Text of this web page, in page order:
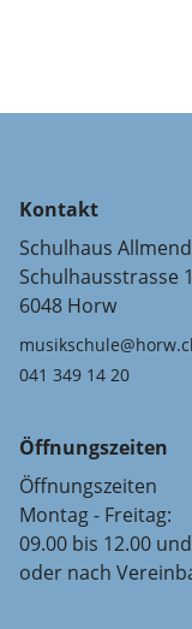
Kontakt
Schulhaus Allmend
Schulhausstrasse
6048 Horw
041 349 14 20
Öffnungszeiten
Öffnungszeiten
Montag - Freitag:
09.00 bis 12.00
oder nach